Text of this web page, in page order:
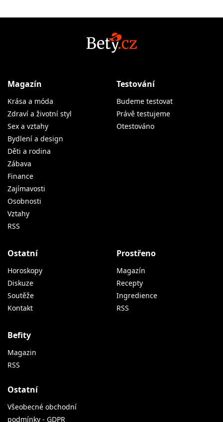
Magazín
Krása a móda
Zdraví a životní styl
Sex a vztahy
Bydlení a design
Děti a rodina
Zábava
Finance
Zajímavosti
Osobnosti
Vztahy
RSS
Testování
Budeme testovat
Právě testujeme
Otestováno
Ostatní
Horoskopy
Diskuze
Soutěže
Kontakt
Prostřeno
Magazín
Recepty
Ingredience
RSS
Befity
Magazin
RSS
Ostatní
Všeobecné obchodní
podmínky - GDPR